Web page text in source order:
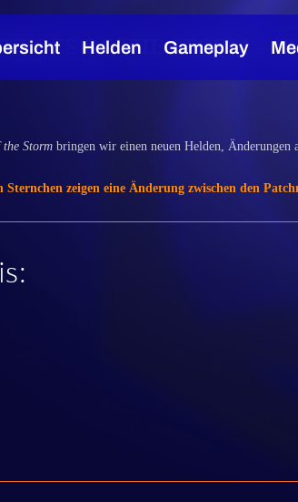
OF THE STORM –
the Storm bringen wir einen neuen Helden, Änderungen
zeigen eine Änderung zwischen den